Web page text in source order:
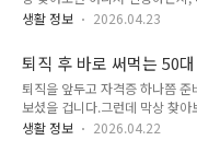
니다.이 글에서는 2026년 현재
청 방법까지 한 번에 정리했으니
핵심 한 줄 !!지원금을 모두 챙기
월 60만~150만원 + 취업 후 추
다 ※ 목차 ※아래 목차를 클릭하
2026 달라진 지원금2. 재취업
생활 정보 2026.04.23
퇴직 후 바로 써먹는 50
2026 취업률 월급 실데이
퇴직을 앞두고 자격증 하나쯤
보셨을 겁니다.그런데 막상 찾
기기사, 지게차, 경비지도사, 사
생활 정보 2026.04.22